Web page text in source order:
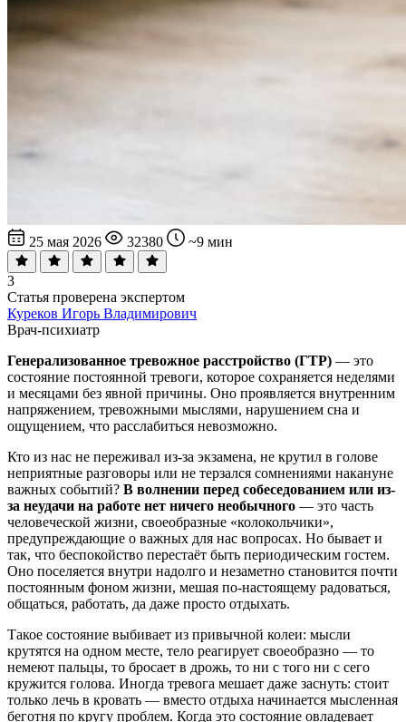
25 мая 2026 32380 ~9 мин
3
Статья проверена экспертом
Куреков Игорь Владимирович
Врач-психиатр
Генерализованное тревожное расстройство (ГТР) — это
состояние постоянной тревоги, которое сохраняется неделями
и месяцами без явной причины. Оно проявляется внутренним
напряжением, тревожными мыслями, нарушением сна и
ощущением, что расслабиться невозможно.
Кто из нас не переживал из-за экзамена, не крутил в голове
неприятные разговоры или не терзался сомнениями накануне
важных событий? В волнении перед собеседованием или из-
за неудачи на работе нет ничего необычного — это часть
человеческой жизни, своеобразные «колокольчики»,
предупреждающие о важных для нас вопросах. Но бывает и
так, что беспокойство перестаёт быть периодическим гостем.
Оно поселяется внутри надолго и незаметно становится почти
постоянным фоном жизни, мешая по-настоящему радоваться,
общаться, работать, да даже просто отдыхать.
Такое состояние выбивает из привычной колеи: мысли
крутятся на одном месте, тело реагирует своеобразно — то
немеют пальцы, то бросает в дрожь, то ни с того ни с сего
кружится голова. Иногда тревога мешает даже заснуть: стоит
только лечь в кровать — вместо отдыха начинается мысленная
беготня по кругу проблем. Когда это состояние овладевает